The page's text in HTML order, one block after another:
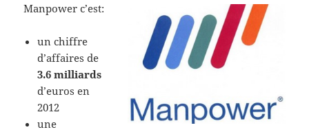
Manpower c’est:
un chiffre
d’affaires de
3.6 milliards
d’euros en
2012
une